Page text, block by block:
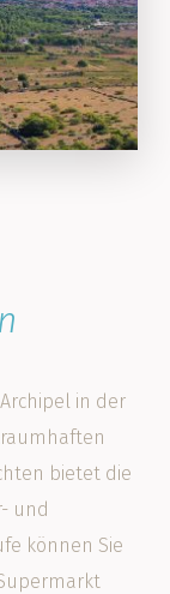
in der
bietet die
und
können Sie